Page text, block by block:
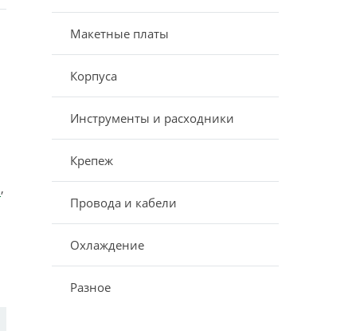
,
Макетные платы
Корпуса
Инструменты и расходники
Крепеж
Провода и кабели
Охлаждение
Разное